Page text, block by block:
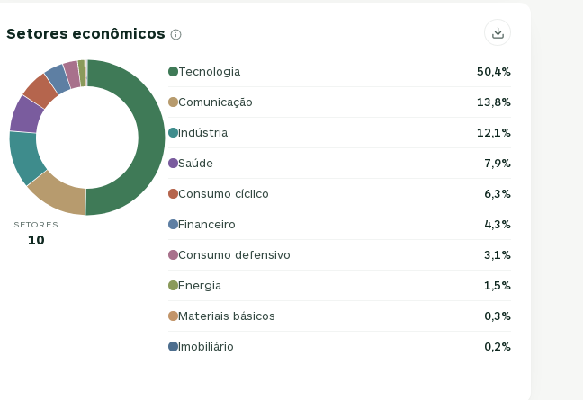
Setores econômicos
SETORES
10
Tecnologia 50,4%
Comunicação 13,8%
Indústria 12,1%
Saúde 7,9%
Consumo cíclico 6,3%
Financeiro 4,3%
Consumo defensivo 3,1%
Energia 1,5%
Materiais básicos 0,3%
Imobiliário 0,2%